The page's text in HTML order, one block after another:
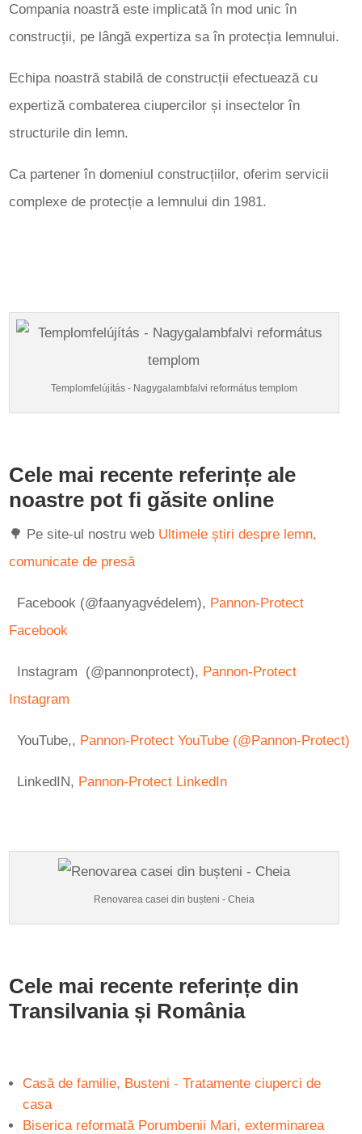
Compania noastră este implicată în mod unic în
construcții, pe lângă expertiza sa în protecția lemnului.
Echipa noastră stabilă de construcții efectuează cu
expertiză combaterea ciupercilor și insectelor în
structurile din lemn.
Ca partener în domeniul construcțiilor, oferim servicii
complexe de protecție a lemnului din 1981.
Templomfelújítás - Nagygalambfalvi református templom
Cele mai recente referințe ale
noastre pot fi găsite online
🌳 Pe site-ul nostru web Ultimele știri despre lemn,
comunicate de presă
Facebook (@faanyagvédelem), Pannon-Protect
Facebook
Instagram (@pannonprotect), Pannon-Protect
Instagram
YouTube,, Pannon-Protect YouTube (@Pannon-Protect)
LinkedIN, Pannon-Protect LinkedIn
Renovarea casei din bușteni - Cheia
Cele mai recente referințe din
Transilvania și România
Casă de familie, Busteni - Tratamente ciuperci de
casa
Biserica reformată Porumbenii Mari, exterminarea